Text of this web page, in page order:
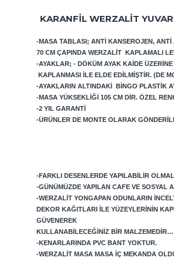
KARANFIL WERZALIT
-MASA TABLASI; ANTI KANSEROJEN, ANTI
70 CM ÇAPINDA WERZALIT KAPLAMALI
-AYAKLAR; - DÖKÜM AYAK KAIDE
KAPLANMASI ILE ELDE EDILMIŞTIR. (DE
-AYAKLARIN ALTINDAKI BINGO PLASTIK
-MASA YÜKSEKLIĞI 105 CM DIR. ÖZEL
-2 YIL GARANTI
-ÜRÜNLER DE MONTE OLARAK
-FARKLI DESENLERDE YAPILABILIR
-GÜNÜMÜZDE YAPILAN CAFE VE SOSYAL
-WERZALIT YONGAPAN ODUNLARIN
DEKOR KAĞITLARI ILE YÜZEYLERININ
GÜVENEREK
KULLANABILECEĞINIZ BIR MALZEMEDIR…
-KENARLARINDA PVC BANT YOKTUR.
-WERZALIT MASA MASA IÇ MEKANDA